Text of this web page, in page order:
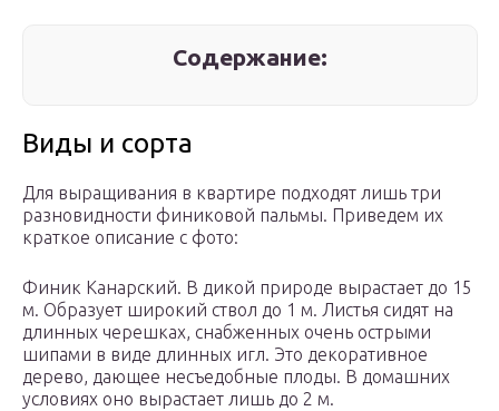
Содержание:
Виды и сорта
Для выращивания в квартире подходят лишь три
разновидности финиковой пальмы. Приведем их
краткое описание с фото:
Финик Канарский. В дикой природе вырастает до 15
м. Образует широкий ствол до 1 м. Листья сидят на
длинных черешках, снабженных очень острыми
шипами в виде длинных игл. Это декоративное
дерево, дающее несъедобные плоды. В домашних
условиях оно вырастает лишь до 2 м.